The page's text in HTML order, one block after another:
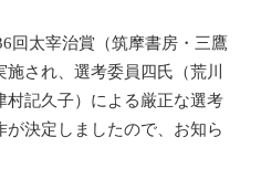
回太宰治賞（筑摩書房・三鷹
され、選考委員四氏（荒川
記久子）による厳正な選考
が決定しましたので、お知ら